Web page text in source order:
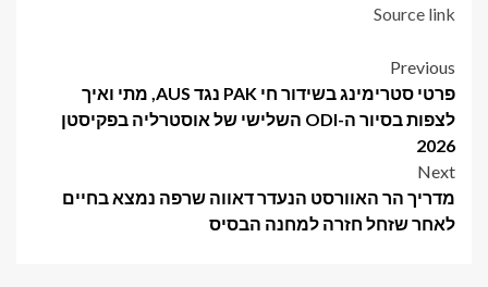
Source link
Post
navigation
Previous
פרטי סטרימינג בשידור חי PAK נגד AUS, מתי ואיך
לצפות בסיור ה-ODI השלישי של אוסטרליה בפקיסטן
2026
Next
מדריך הר האוורסט הנעדר דאווה שרפה נמצא בחיים
לאחר שזחל חזרה למחנה הבסיס